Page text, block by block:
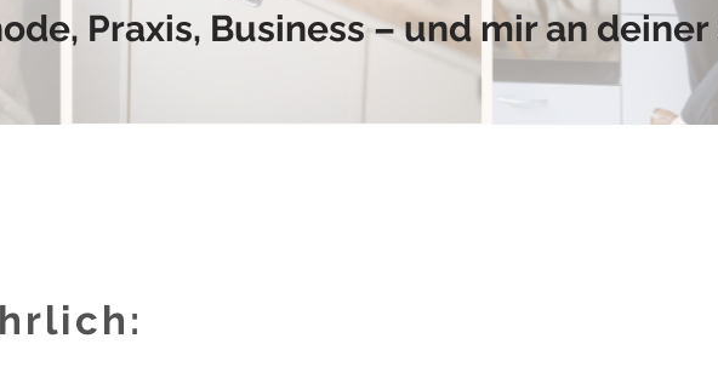
Praxis, Business – und mir an deiner